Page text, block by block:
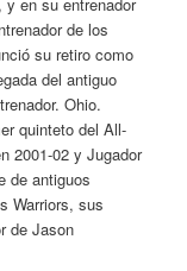
de los
su retiro como
del antiguo
Ohio.
quinteto del All-
2001-02 y Jugador
de antiguos
Warriors, sus
de Jason